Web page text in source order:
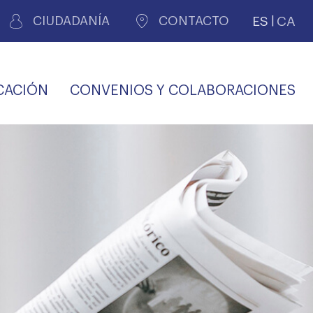
CIUDADANÍA CONTACTO ES CA
CONVENIOS Y COLABORACIONES
PERSONAL LABORAL
COMLL
SALUD Y APOYO AL
AGENCIA DE
VIDA
PROFESIONAL
OFERTAS Y
TRANSPARENCIA
TRÁMITES CONSULTA
MÉDICA